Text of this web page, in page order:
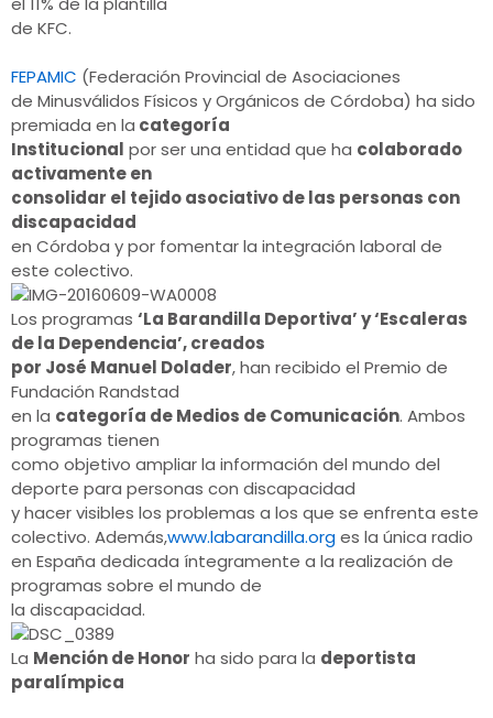
de KFC.
FEPAMIC (Federación Provincial de Asociaciones
de Minusválidos Físicos y Orgánicos de Córdoba) ha sido
premiada en la categoría
Institucional por ser una entidad que ha colaborado
activamente en
consolidar el tejido asociativo de las personas con
discapacidad
en Córdoba y por fomentar la integración laboral de
este colectivo.
Los programas ‘La Barandilla Deportiva’ y ‘Escaleras
de la Dependencia’, creados
por José Manuel Dolader, han recibido el Premio de
Fundación Randstad
en la categoría de Medios de Comunicación. Ambos
programas tienen
como objetivo ampliar la información del mundo del
deporte para personas con discapacidad
y hacer visibles los problemas a los que se enfrenta este
colectivo. Además,www.labarandilla.orges la única radio
en España dedicada íntegramente a la realización de
programas sobre el mundo de
la discapacidad.
La Mención de Honor ha sido para la deportista
paralímpica